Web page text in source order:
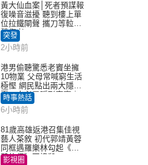
黃大仙血案│死者預謀報
復噪音滋擾 聽到樓上單
位拉鐵閘聲 攜刀等𨋢伏
擊傷者
突發
2小時前
港男偷聽驚悉老竇坐擁
10物業 父母常喊窮生活
極慳 網民點出兩大隱
憂：未必是隱形富豪｜
Juicy叮
時事熱話
6小時前
81歲高雄返港召集佳視
藝人茶敘 初代郭靖黃蓉
同框遇羅樂林勾起《神
鵰俠侶》回憶殺
影視圈